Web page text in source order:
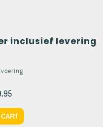
inclusief levering